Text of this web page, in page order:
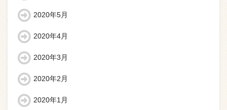
2020年5月
2020年4月
2020年3月
2020年2月
2020年1月